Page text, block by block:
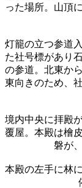
った場所。山頂
灯籠の立つ参道
た社号標があり
の参道。北東か
東向きのため、
境内中央に拝殿
覆屋。本殿は檜
磐が
本殿の左手に林